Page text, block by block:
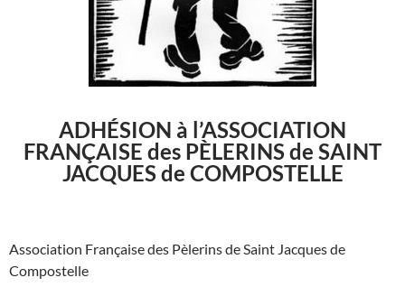
ADHÉSION à l’ASSOCIATION
FRANÇAISE des PÈLERINS de SAINT
JACQUES de COMPOSTELLE
Association Française des Pèlerins de Saint Jacques de
Compostelle